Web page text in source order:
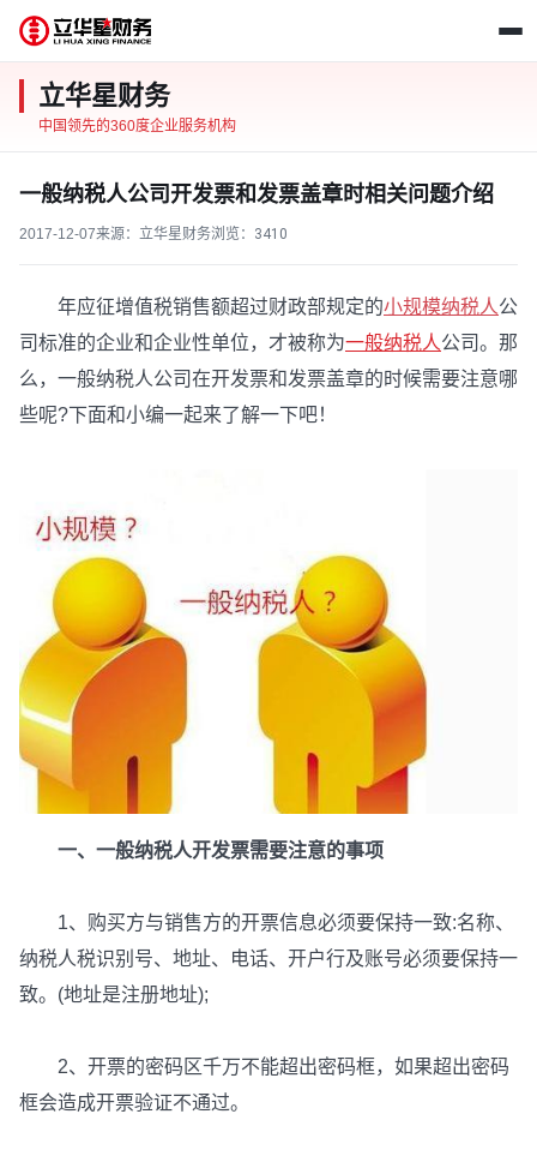
立华星财务
中国领先的360度企业服务机构
一般纳税人公司开发票和发票盖章时相关问题介绍
2017-12-07来源：立华星财务浏览： 3410
年应征增值税销售额超过财政部规定的小规模纳税人公
司标准的企业和企业性单位，才被称为一般纳税人公司。那
么，一般纳税人公司在开发票和发票盖章的时候需要注意哪
些呢?下面和小编一起来了解一下吧！
一、一般纳税人开发票需要注意的事项
1、购买方与销售方的开票信息必须要保持一致:名称、
纳税人税识别号、地址、电话、开户行及账号必须要保持一
致。(地址是注册地址);
2、开票的密码区千万不能超出密码框，如果超出密码
框会造成开票验证不通过。